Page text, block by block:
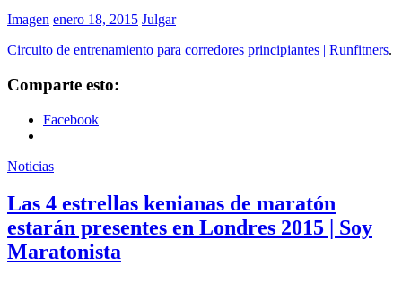
Imagen enero 18, 2015 Julgar
Circuito de entrenamiento para corredores principiantes | Runfitners.
Comparte esto:
Facebook
Noticias
Las 4 estrellas kenianas de maratón
estarán presentes en Londres 2015 | Soy
Maratonista